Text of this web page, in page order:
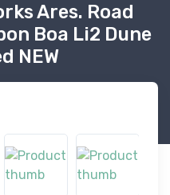
Ares. Road
Boa Li2 Dune
NEW